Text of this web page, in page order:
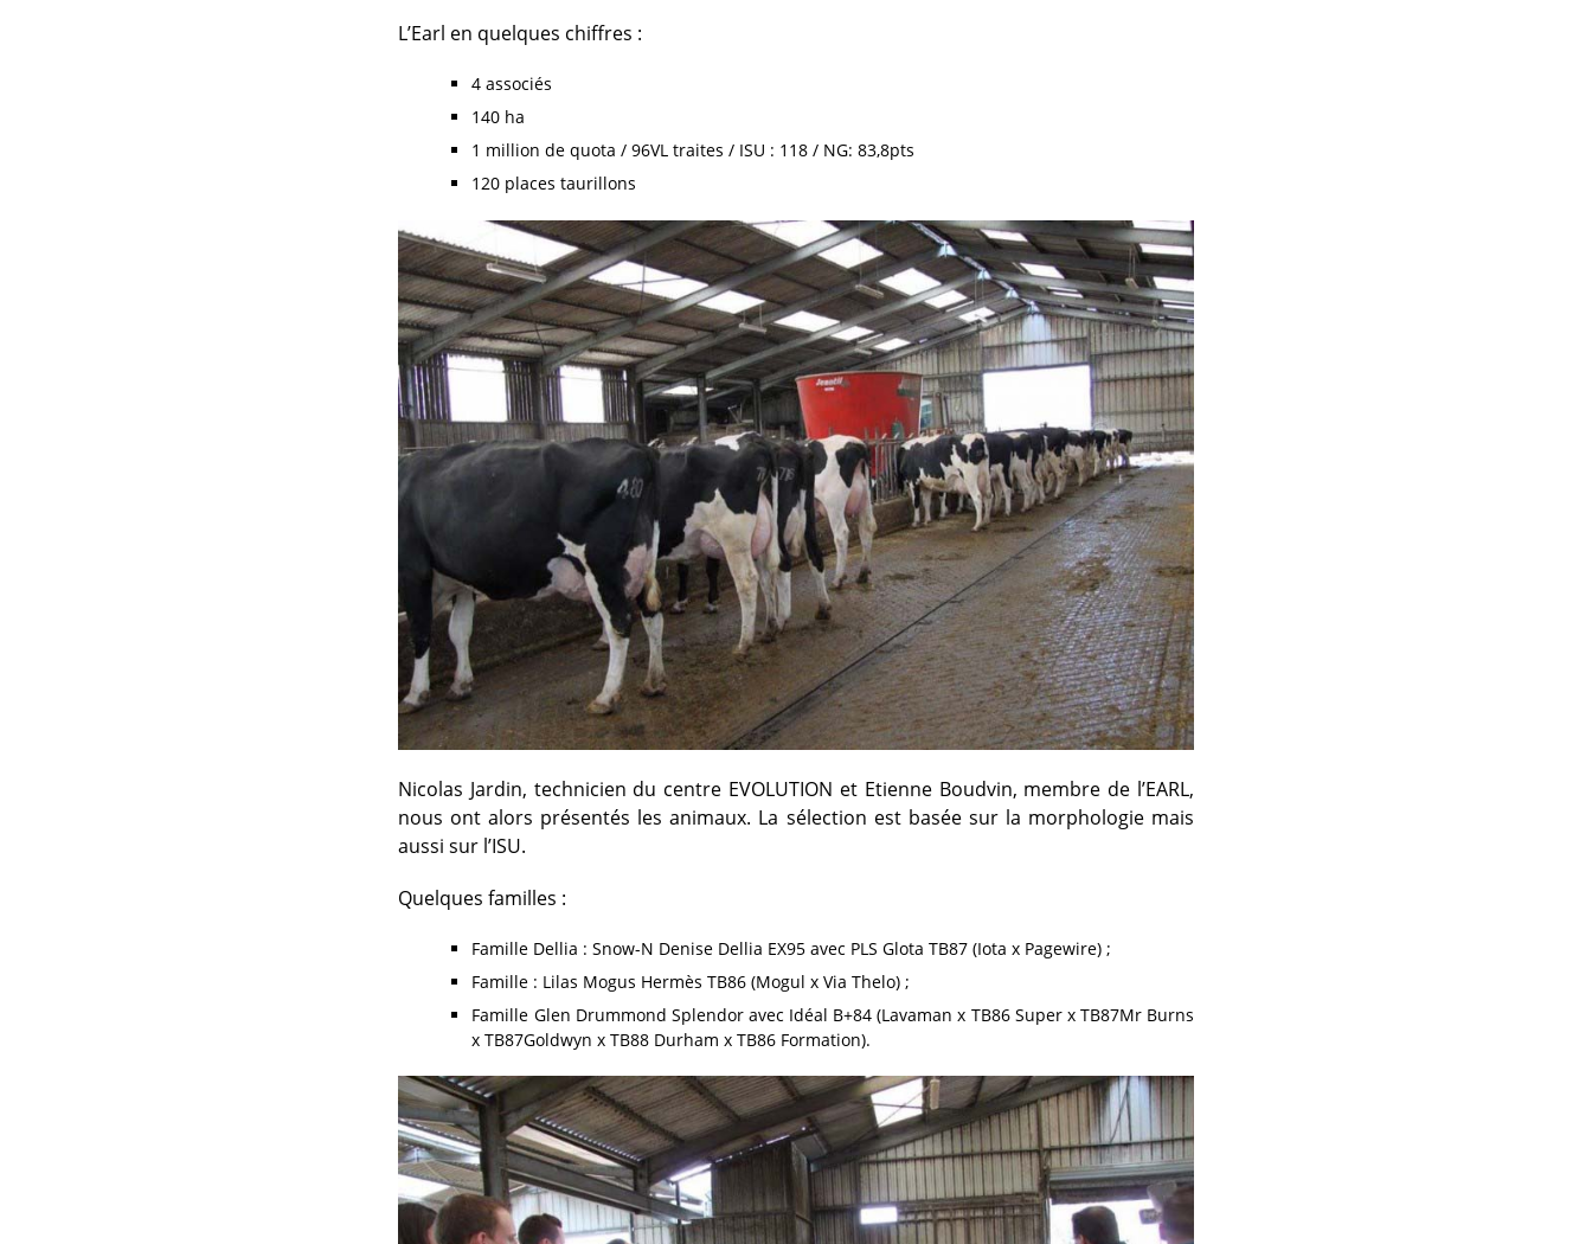
L’Earl en quelques chiffres :
4 associés
140 ha
1 million de quota / 96VL traites / ISU : 118 / NG: 83,8pts
120 places taurillons
Nicolas Jardin, technicien du centre EVOLUTION et Etienne Boudvin, membre de l’EARL,
nous ont alors présentés les animaux. La sélection est basée sur la morphologie mais
aussi sur l’ISU.
Quelques familles :
Famille Dellia : Snow-N Denise Dellia EX95 avec PLS Glota TB87 (Iota x Pagewire) ;
Famille : Lilas Mogus Hermès TB86 (Mogul x Via Thelo) ;
Famille Glen Drummond Splendor avec Idéal B+84 (Lavaman x TB86 Super x TB87Mr Burns
x TB87Goldwyn x TB88 Durham x TB86 Formation).